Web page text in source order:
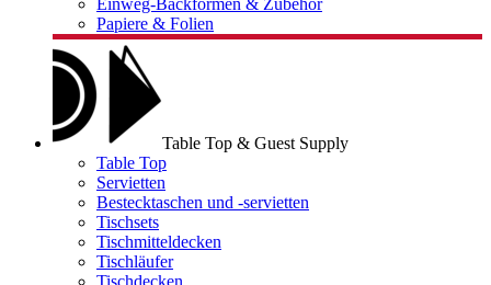
Einweg-Backformen & Zubehör
Papiere & Folien
Table Top & Guest Supply
Table Top
Servietten
Bestecktaschen und -servietten
Tischsets
Tischmitteldecken
Tischläufer